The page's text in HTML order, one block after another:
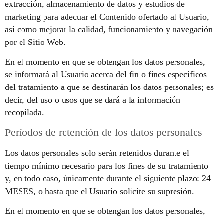
extracción, almacenamiento de datos y estudios de
marketing para adecuar el Contenido ofertado al Usuario,
así como mejorar la calidad, funcionamiento y navegación
por el Sitio Web.
En el momento en que se obtengan los datos personales,
se informará al Usuario acerca del fin o fines específicos
del tratamiento a que se destinarán los datos personales; es
decir, del uso o usos que se dará a la información
recopilada.
Períodos de retención de los datos personales
Los datos personales solo serán retenidos durante el
tiempo mínimo necesario para los fines de su tratamiento
y, en todo caso, únicamente durante el siguiente plazo: 24
MESES, o hasta que el Usuario solicite su supresión.
En el momento en que se obtengan los datos personales,